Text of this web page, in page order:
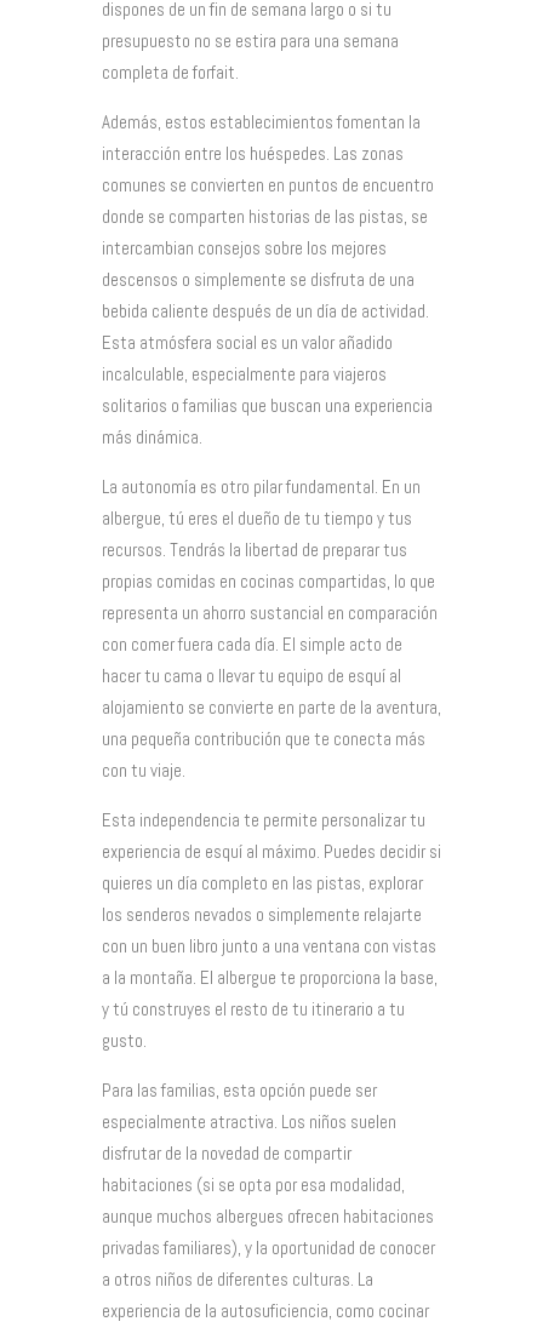
dispones de un fin de semana largo o si tu
presupuesto no se estira para una semana
completa de forfait.
Además, estos establecimientos fomentan la
interacción entre los huéspedes. Las zonas
comunes se convierten en puntos de encuentro
donde se comparten historias de las pistas, se
intercambian consejos sobre los mejores
descensos o simplemente se disfruta de una
bebida caliente después de un día de actividad.
Esta atmósfera social es un valor añadido
incalculable, especialmente para viajeros
solitarios o familias que buscan una experiencia
más dinámica.
La autonomía es otro pilar fundamental. En un
albergue, tú eres el dueño de tu tiempo y tus
recursos. Tendrás la libertad de preparar tus
propias comidas en cocinas compartidas, lo que
representa un ahorro sustancial en comparación
con comer fuera cada día. El simple acto de
hacer tu cama o llevar tu equipo de esquí al
alojamiento se convierte en parte de la aventura,
una pequeña contribución que te conecta más
con tu viaje.
Esta independencia te permite personalizar tu
experiencia de esquí al máximo. Puedes decidir si
quieres un día completo en las pistas, explorar
los senderos nevados o simplemente relajarte
con un buen libro junto a una ventana con vistas
a la montaña. El albergue te proporciona la base,
y tú construyes el resto de tu itinerario a tu
gusto.
Para las familias, esta opción puede ser
especialmente atractiva. Los niños suelen
disfrutar de la novedad de compartir
habitaciones (si se opta por esa modalidad,
aunque muchos albergues ofrecen habitaciones
privadas familiares), y la oportunidad de conocer
a otros niños de diferentes culturas. La
experiencia de la autosuficiencia, como cocinar